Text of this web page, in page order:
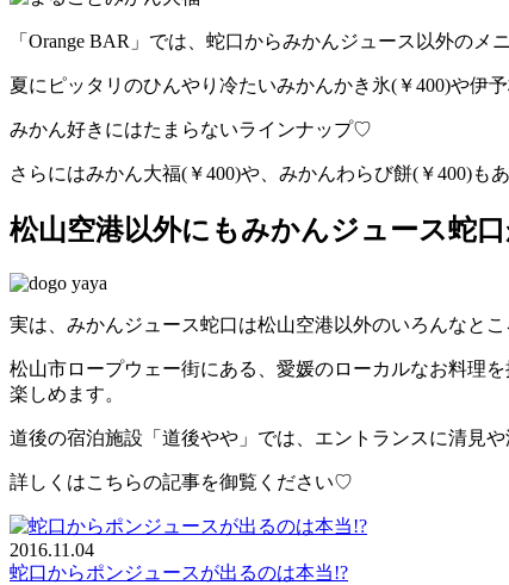
「Orange BAR」では、蛇口からみかんジュース以外のメ
夏にピッタリのひんやり冷たいみかんかき氷(￥400)や伊
みかん好きにはたまらないラインナップ♡
さらにはみかん大福(￥400)や、みかんわらび餅(￥400)もあ
松山空港以外にもみかんジュース蛇口
実は、みかんジュース蛇口は松山空港以外のいろんなとこ
松山市ロープウェー街にある、愛媛のローカルなお料理
楽しめます。
道後の宿泊施設「道後やや」では、エントランスに清見
詳しくはこちらの記事を御覧ください♡
2016.11.04
蛇口からポンジュースが出るのは本当!?